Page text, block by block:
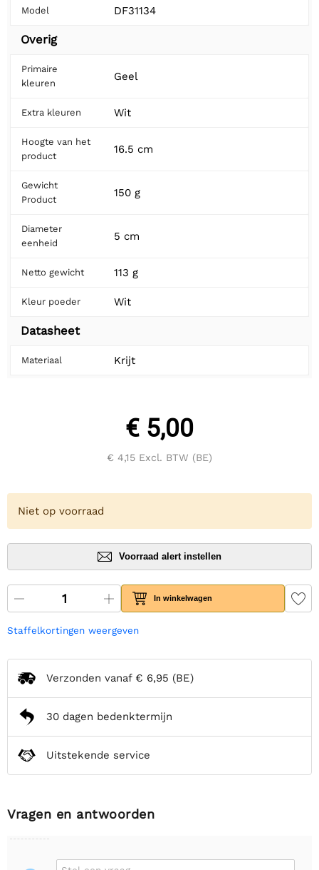
Model DF31134
Overig
Primaire
kleuren
Geel
Extra kleuren Wit
Hoogte van het
product
16.5 cm
Gewicht
Product
150 g
Diameter
eenheid
5 cm
Netto gewicht 113 g
Kleur poeder Wit
Datasheet
Materiaal Krijt
€ 5,00
€ 4,15 Excl. BTW (BE)
Niet op voorraad
Voorraad alert instellen
In winkelwagen
Staffelkortingen weergeven
Verzonden vanaf € 6,95 (BE)
30 dagen bedenktermijn
Uitstekende service
Vragen en antwoorden